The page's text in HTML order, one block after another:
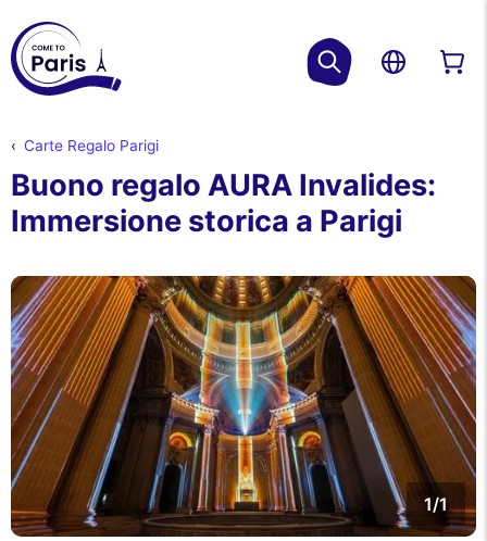
Carte Regalo Parigi
Buono regalo AURA Invalides:
Immersione storica a Parigi
1/1